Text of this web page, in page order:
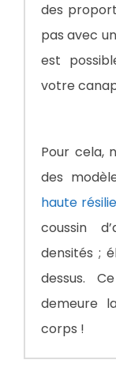
des
pas avec
est
votre
Pour cela,
des
haute
coussin
densités ;
dessus.
demeure
corps !